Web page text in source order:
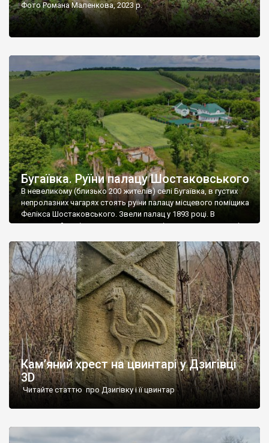
Фото Романа Маленкова, 2023 р.
Бугаївка. Руїни палацу Шостаковського
В невеликому (близько 200 жителів) селі Бугаївка, в густих
непролазних чагарях стоять руїни палацу місцевого поміщика
Фелікса Шостаковського. Звели палац у 1893 році. В
радянський період у ньому спочатку містилася школа, потім
століття тут розмістили туберкульозну лікарню. Коли із
палацу виїхала лікарня – ми точно не […]
Кам’яний хрест на цвинтарі у Дзигівці
3D
Читайте статтю про Дзигівку і її цвинтар